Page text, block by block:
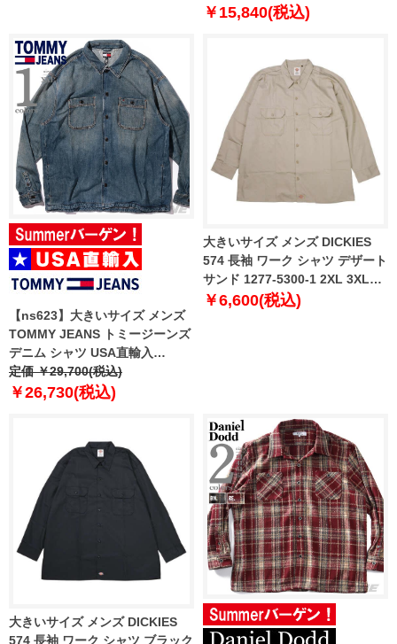
dm0dm21298
￥15,840(税込)
【ns623】大きいサイズ メンズ
TOMMY JEANS トミージーンズ
デニム シャツ USA直輸入
dm0dm21918
定価 ￥29,700(税込)
￥26,730(税込)
大きいサイズ メンズ DICKIES
574 長袖 ワーク シャツ デザート
サンド 1277-5300-1 2XL 3XL
4XL 5XL
￥6,600(税込)
大きいサイズ メンズ DICKIES
574 長袖 ワーク シャツ ブラック